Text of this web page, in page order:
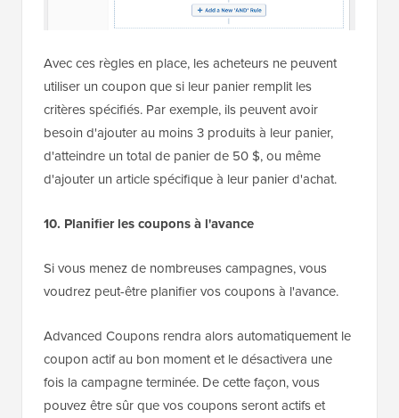
Avec ces règles en place, les acheteurs ne peuvent
utiliser un coupon que si leur panier remplit les
critères spécifiés. Par exemple, ils peuvent avoir
besoin d'ajouter au moins 3 produits à leur panier,
d'atteindre un total de panier de 50 $, ou même
d'ajouter un article spécifique à leur panier d'achat.
10. Planifier les couponsà l'avance
Si vous menez de nombreuses campagnes, vous
voudrez peut-être planifier vos coupons à l'avance.
Advanced Coupons rendra alors automatiquement le
coupon actif au bon moment et le désactivera une
fois la campagne terminée. De cette façon, vous
pouvez être sûr que vos coupons seront actifs et